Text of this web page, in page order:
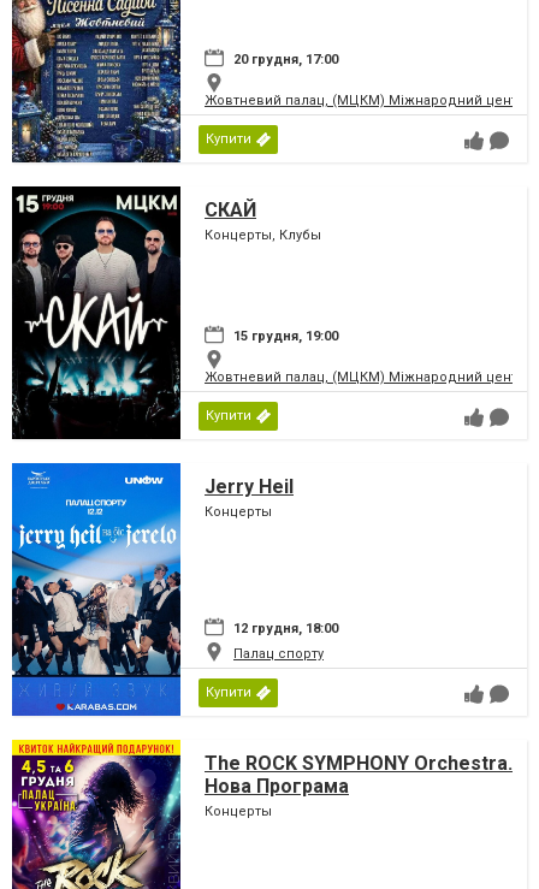
20 грудня, 17:00
Жовтневий палац, (МЦКМ) Міжнародний центр
Купити
СКАЙ
Концерты, Клубы
15 грудня, 19:00
Жовтневий палац, (МЦКМ) Міжнародний центр
Купити
Jerry Heil
Концерты
12 грудня, 18:00
Палац спорту
Купити
The ROCK SYMPHONY Orchestra.
Нова Програма
Концерты